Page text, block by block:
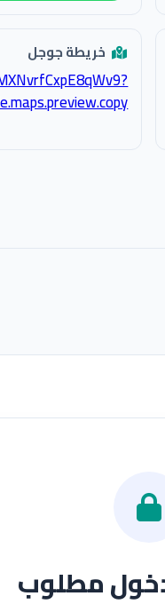
خريطة جوجل
مطلوب